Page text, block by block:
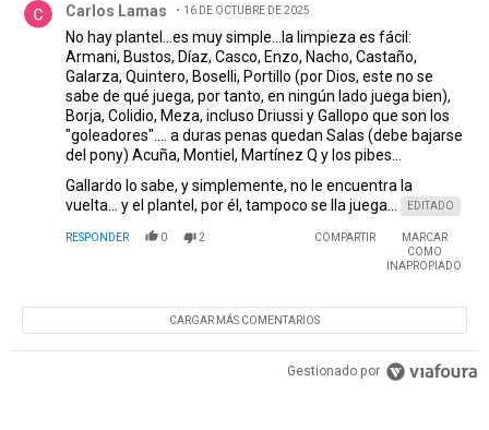
Carlos Lamas 16 DE OCTUBRE DE 2025
No hay plantel...es muy simple...la limpieza es fácil:
Armani, Bustos, Díaz, Casco, Enzo, Nacho, Castaño,
Galarza, Quintero, Boselli, Portillo (por Dios, este no se
sabe de qué juega, por tanto, en ningún lado juega bien),
Borja, Colidio, Meza, incluso Driussi y Gallopo que son los
"goleadores".... a duras penas quedan Salas (debe bajarse
del pony) Acuña, Montiel, Martínez Q y los pibes...
Gallardo lo sabe, y simplemente, no le encuentra la
vuelta... y el plantel, por él, tampoco se lla juega...
EDITADO
RESPONDER 0 2 COMPARTIR
MARCAR
COMO
INAPROPIADO
CARGAR MÁS COMENTARIOS
Gestionado por